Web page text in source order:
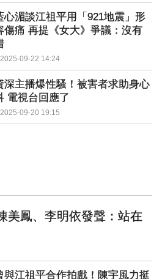
心湄談江祖平用「921地震」形
傷痛 再提《女大》爭議：沒有
2025-09-22 14:24
深主播爆性騷！被害者求助身心
電視台回應了
2025-09-20 19:15
美鳳、李明依發聲：站在
與江祖平合作拍戲！陳宇風力挺